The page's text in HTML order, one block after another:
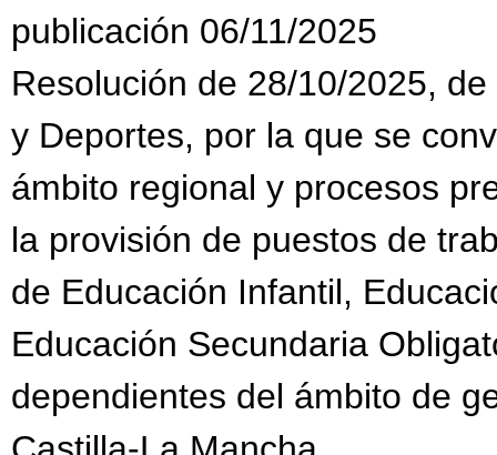
publicación 06/11/2025
Resolución de 28/10/2025,
y Deportes, por la que se
ámbito regional y procesos
la provisión de puestos de
de Educación Infantil,
Educación Secundaria
dependientes del ámbito de